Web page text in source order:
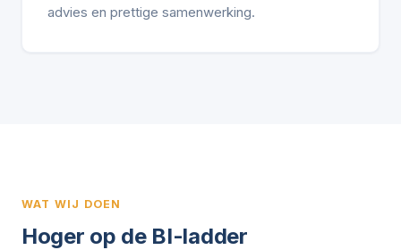
advies en prettige samenwerking.
WAT WIJ DOEN
Hoger op de BI-ladder